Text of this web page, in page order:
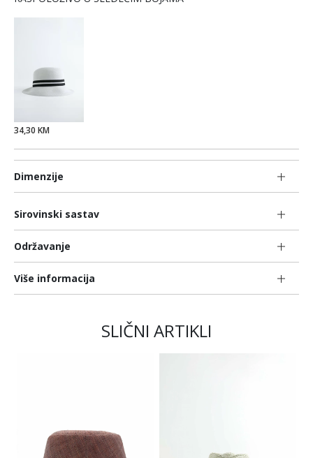
Dimenzije
Sirovinski sastav
Održavanje
Više informacija
34,30 KM
SLIČNI ARTIKLI